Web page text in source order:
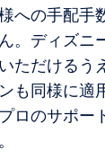
への手配手
。ディズニ
ただけるう
も同様に適
ロのサポー